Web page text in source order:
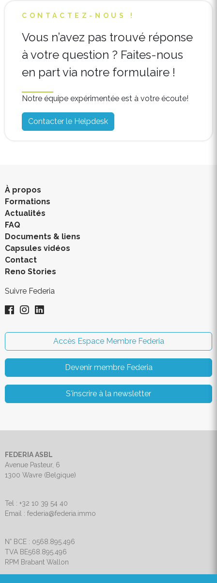
CONTACTEZ-NOUS !
Vous n’avez pas trouvé réponse
à votre question ? Faites-nous
en part via notre formulaire !
Notre équipe expérimentée est à votre écoute!
Contacter le Helpdesk
À propos
Formations
Actualités
FAQ
Documents & liens
Capsules vidéos
Contact
Reno Stories
Suivre Federia
Accès Espace Membre Federia
Devenir membre Federia
S'inscrire à la newsletter
FEDERIA ASBL
Avenue Pasteur, 6
1300 Wavre (Belgique)
Tel : +32 10 39 54 40
Email : federia@federia.immo
N° BCE : 0568.895.496
TVA BE568.895.496
RPM Brabant Wallon